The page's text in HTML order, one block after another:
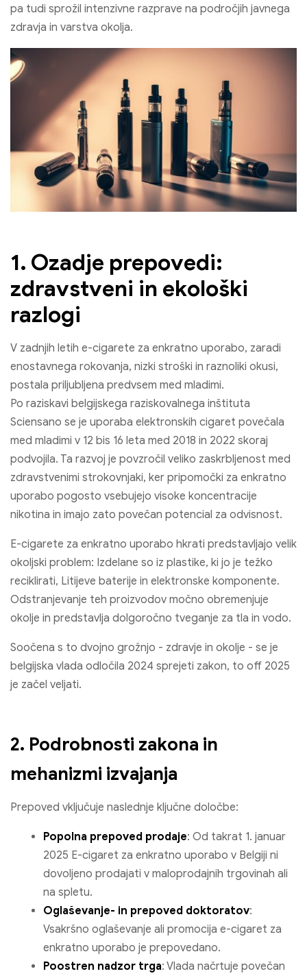
pa tudi sprožil intenzivne razprave na področjih javnega
zdravja in varstva okolja.
1. Ozadje prepovedi:
zdravstveni in ekološki
razlogi
V zadnjih letih e-cigarete za enkratno uporabo, zaradi
enostavnega rokovanja, nizki stroški in raznoliki okusi,
postala priljubljena predvsem med mladimi.
Po raziskavi belgijskega raziskovalnega inštituta
Sciensano se je uporaba elektronskih cigaret povečala
med mladimi v 12 bis 16 leta med 2018 in 2022 skoraj
podvojila. Ta razvoj je povzročil veliko zaskrbljenost med
zdravstvenimi strokovnjaki, ker pripomočki za enkratno
uporabo pogosto vsebujejo visoke koncentracije
nikotina in imajo zato povečan potencial za odvisnost.
E-cigarete za enkratno uporabo hkrati predstavljajo velik
okoljski problem: Izdelane so iz plastike, ki jo je težko
reciklirati, Litijeve baterije in elektronske komponente.
Odstranjevanje teh proizvodov močno obremenjuje
okolje in predstavlja dolgoročno tveganje za tla in vodo.
Soočena s to dvojno grožnjo - zdravje in okolje - se je
belgijska vlada odločila 2024 sprejeti zakon, to off 2025
je začel veljati.
2. Podrobnosti zakona in
mehanizmi izvajanja
Prepoved vključuje naslednje ključne določbe:
Popolna prepoved prodaje: Od takrat 1. januar
2025 E-cigaret za enkratno uporabo v Belgiji ni
dovoljeno prodajati v maloprodajnih trgovinah ali
na spletu.
Oglaševanje- in prepoved doktoratov:
Vsakršno oglaševanje ali promocija e-cigaret za
enkratno uporabo je prepovedano.
Poostren nadzor trga: Vlada načrtuje povečan